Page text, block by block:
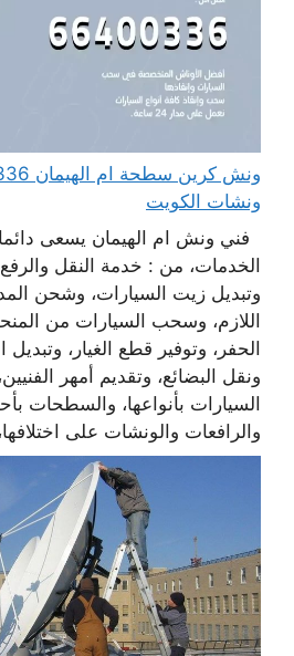
ونشات الكويت
فني ونش ام الهيمان يسعى
الخدمات، من : خدمة النقل
وتبديل زيت السيارات، وشحن
اللازم، وسحب السيارات من
الحفر، وتوفير قطع الغيار،
ونقل البضائع، وتقديم أمهر
السيارات بأنواعها، والسطحات
والرافعات والونشات على